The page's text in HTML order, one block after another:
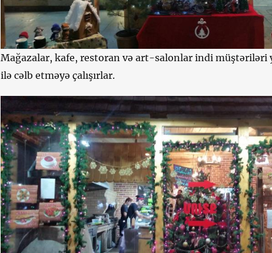
Mağazalar, kafe, restoran və art-salonlar indi müştəriləri
ilə cəlb etməyə çalışırlar.